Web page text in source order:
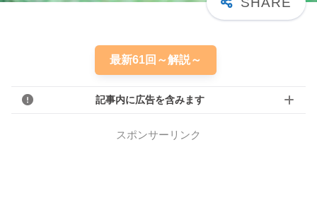
最新61回～解説～
記事内に広告を含みます
スポンサーリンク